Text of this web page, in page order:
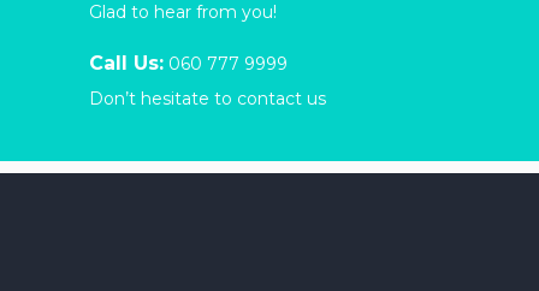
Glad to hear from you!
Call Us: 060 777 9999
Don’t hesitate to contact us